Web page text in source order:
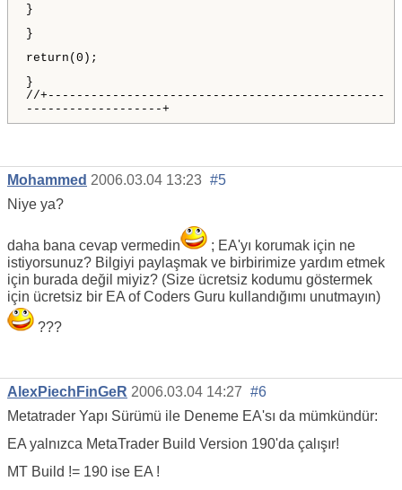
}
}
return(0);
}
//+-----------------------------------------------
-------------------+
Mohammed 2006.03.04 13:23 #5
Niye ya?
daha bana cevap vermedin
; EA'yı korumak için ne
istiyorsunuz? Bilgiyi paylaşmak ve birbirimize yardım etmek
için burada değil miyiz? (Size ücretsiz kodumu göstermek
için ücretsiz bir EA of Coders Guru kullandığımı unutmayın)
???
AlexPiechFinGeR 2006.03.04 14:27 #6
Metatrader Yapı Sürümü ile Deneme EA'sı da mümkündür:
EA yalnızca MetaTrader Build Version 190'da çalışır!
MT Build != 190 ise EA !